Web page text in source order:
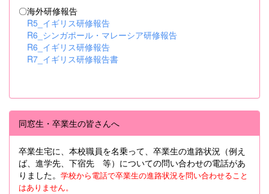
〇海外研修報告
R5_イギリス研修報告
R6_シンガポール・マレーシア研修報告
R6_イギリス研修報告
R7_イギリス研修報告書
同窓生・卒業生の皆さんへ
卒業生宅に、本校職員を名乗って、卒業生の進路状況（例え
ば、進学先、下宿先 等）についての問い合わせの電話があ
りました。 学校から電話で卒業生の進路状況を問い合わせること
はありません。